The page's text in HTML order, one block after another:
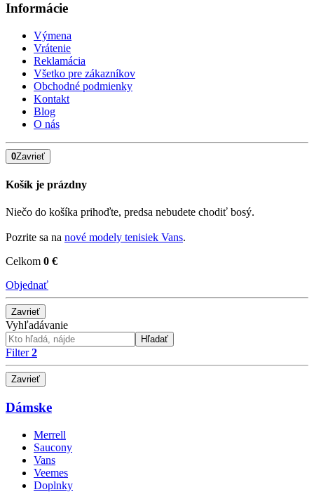
Informácie
Výmena
Vrátenie
Reklamácia
Všetko pre zákazníkov
Obchodné podmienky
Kontakt
Blog
O nás
0Zavrieť
Košík je prázdny
Niečo do košíka prihoďte, predsa nebudete chodiť bosý.
Pozrite sa na nové modely tenisiek Vans.
Celkom 0 €
Objednať
Zavrieť
Vyhľadávanie
Hľadať
Filter2
Zavrieť
Dámske
Merrell
Saucony
Vans
Veemes
Doplnky